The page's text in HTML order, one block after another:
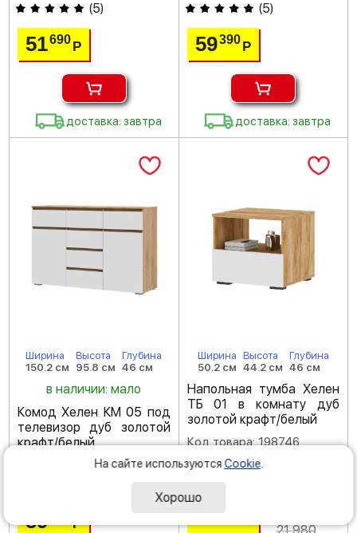
(5)
51690Р
доставка: завтра
(5)
59390 Р
доставка: завтра
Ширина
150.2 см
Высота
95.8 см
Глубина
46 см
в наличии: мало
Комод Хелен КМ 05 под
телевизор дуб золотой
крафт/белый
Код товара: 204523
59 Р
Ширина
50.2 см
Высота
44.2 см
Глубина
46 см
Напольная тумба Хелен
ТБ 01 в комнату дуб
золотой крафт/белый
Код товара: 198746
(
На сайте используются Cookie
Хорошо